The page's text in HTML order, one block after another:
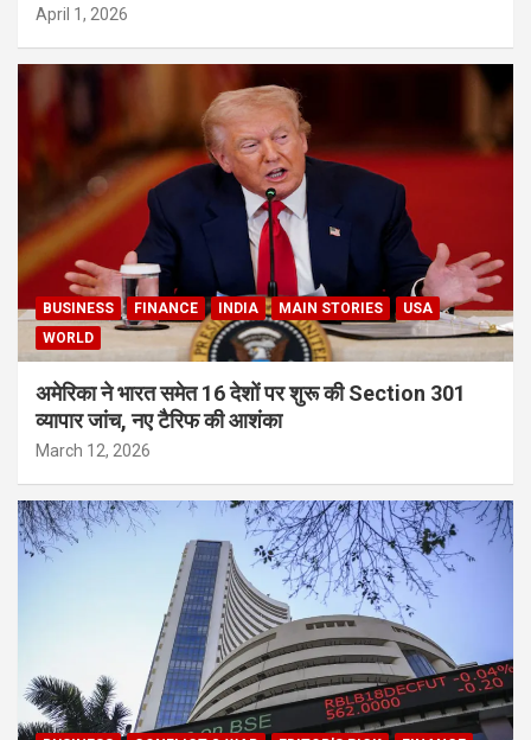
April 1, 2026
BUSINESS FINANCE INDIA MAIN STORIES
USA
WORLD
अमेरिका ने भारत समेत 16 देशों पर शुरू की Section 301
व्यापार जांच, नए टैरिफ की आशंका
March 12, 2026